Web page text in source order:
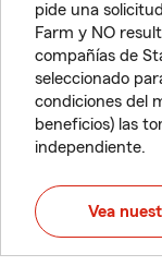
pide una
Farm y NO
compañías de
seleccionado
condiciones del
beneficios) las
independiente.
Vea